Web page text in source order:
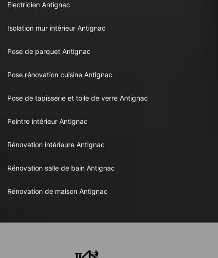
Electricien Antignac
Isolation mur intérieur Antignac
Pose de parquet Antignac
Pose rénovation cuisine Antignac
Pose de tapisserie et toile de verre Antignac
Peintre intérieur Antignac
Rénovation intérieure Antignac
Rénovation salle de bain Antignac
Rénovation de maison Antignac